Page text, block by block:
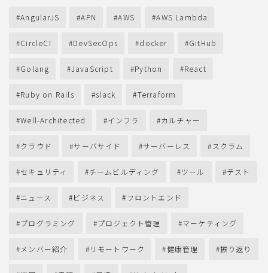
AngularJS APN AWS AWS Lambda
CircleCI DevSecOps docker GitHub
Golang JavaScript Python React
Ruby on Rails slack Terraform
Well-Architected インフラ カルチャー
クラウド サーバサイド サーバーレス スクラム
セキュリティ チームビルディング ツール テスト
ニュース ビジネス フロントエンド
プログラミング プロジェクト管理 マーケティング
メンバー紹介 リモートワーク 健康管理 振り返り